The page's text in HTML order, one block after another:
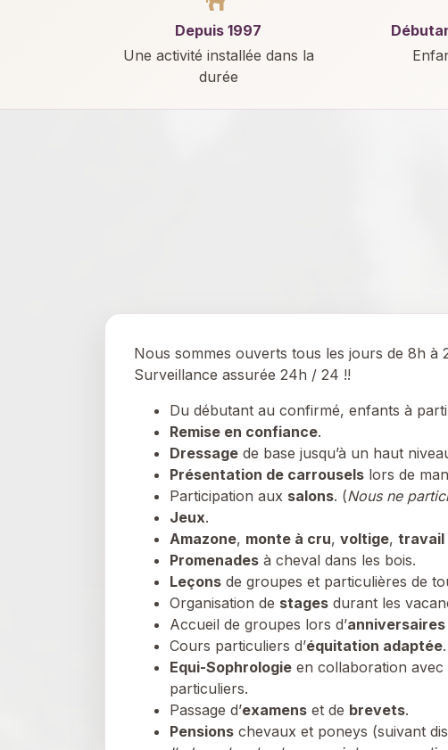
Depuis 1997
Une activité installée dans la
durée
Nous sommes ouverts tous les jours de 8h à
Surveillance assurée 24h / 24 !!
Du débutant au confirmé, enfants à
Remise en confiance.
Dressage de base jusqu’à un haut
Présentation de carrousels lors de
Participation aux salons. (Nous ne
Jeux.
Amazone, monte à cru, voltige, travail
Promenades à cheval dans les bois.
Leçons de groupes et particulières de
Organisation de stages durant les
Accueil de groupes lors d’
Cours particuliers d’équitation adaptée.
Equi-Sophrologie en collaboration avec
particuliers.
Passage d’examens et de brevets.
Pensions chevaux et poneys (suivant